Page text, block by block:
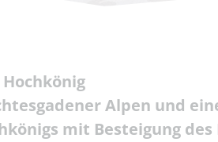
Alpen und
mit Besteigung des